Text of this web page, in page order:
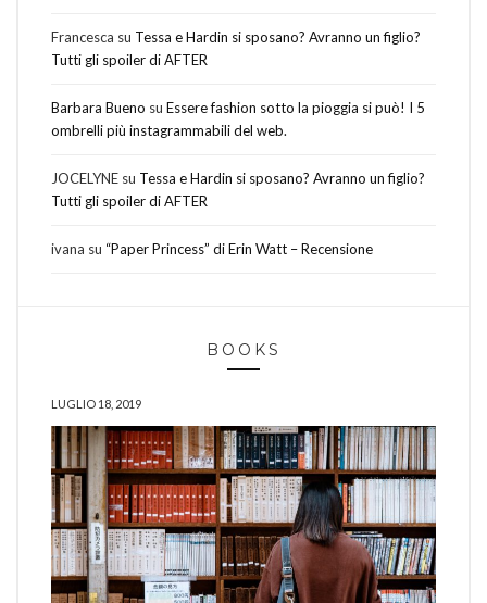
Francesca su Tessa e Hardin si sposano? Avranno un figlio?
Tutti gli spoiler di AFTER
Barbara Bueno su Essere fashion sotto la pioggia si può! I 5
ombrelli più instagrammabili del web.
JOCELYNE su Tessa e Hardin si sposano? Avranno un figlio?
Tutti gli spoiler di AFTER
ivana su “Paper Princess” di Erin Watt – Recensione
BOOKS
LUGLIO 18, 2019